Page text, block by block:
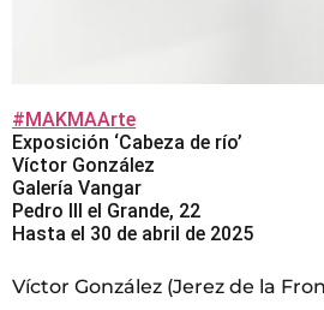
#MAKMAArte
Exposición ‘Cabeza de río’
Víctor González
Galería Vangar
Pedro III el Grande, 22
Hasta el 30 de abril de 2025
Víctor González (Jerez de la